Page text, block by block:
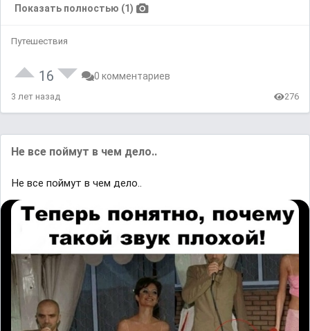
Показать полностью (1)
Путешествия
16 0 комментариев
3 лет назад 276
Не все поймут в чем дело..
Не все поймут в чем дело..